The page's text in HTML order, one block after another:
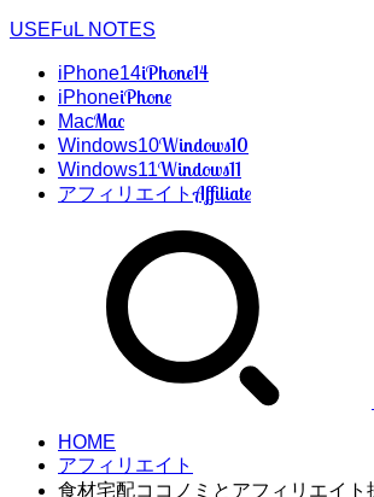
USEFuL NOTES
iPhone14iPhone14
iPhoneiPhone
MacMac
Windows10Windows10
Windows11Windows11
アフィリエイトAffiliate
HOME
アフィリエイト
食材宅配ココノミとアフィリエイト